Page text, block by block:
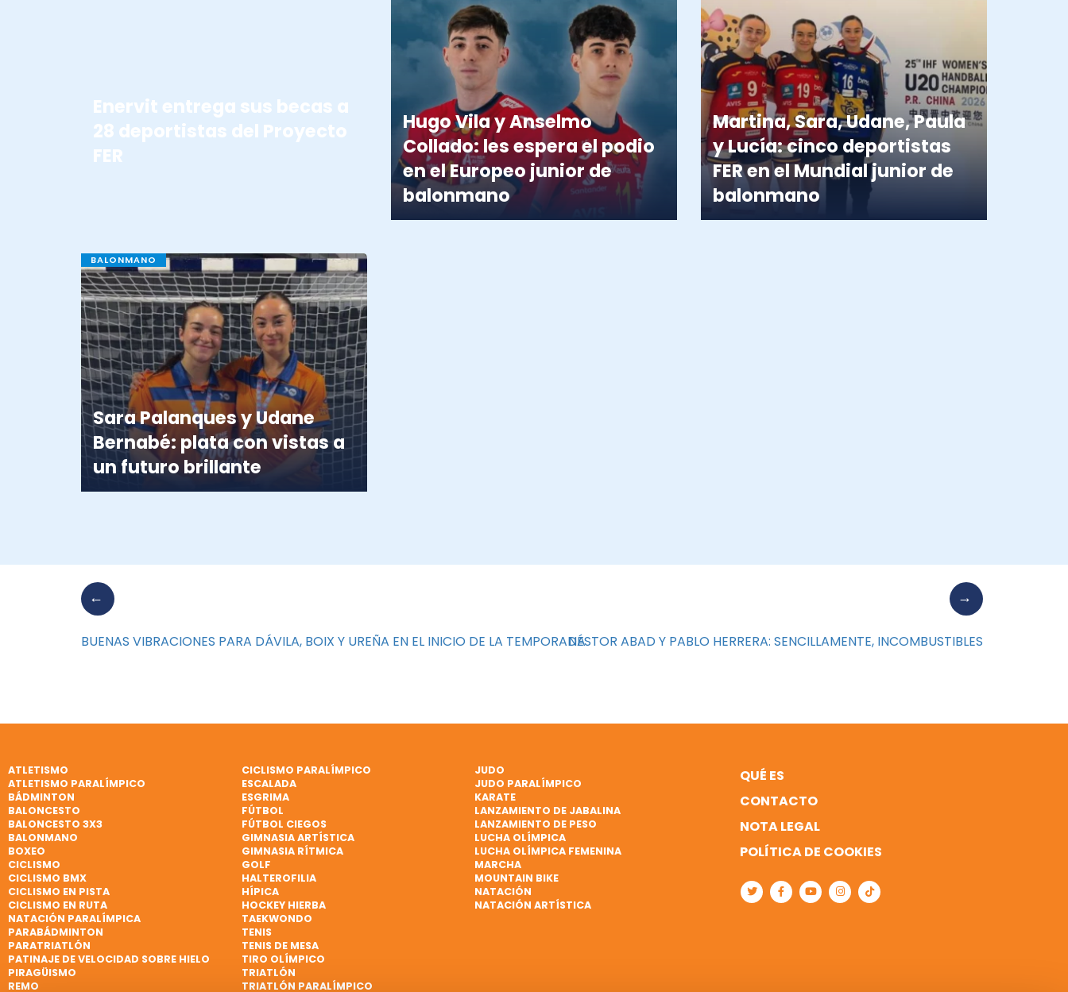
Enervit entrega sus becas a
28 deportistas del Proyecto
FER
Hugo Vila y Anselmo
Collado: les espera el podio
en el Europeo junior de
balonmano
Martina, Sara, Udane, Paula
y Lucía: cinco deportistas
FER en el Mundial junior de
balonmano
BALONMANO
Sara Palanques y Udane
Bernabé: plata con vistas a
un futuro brillante
BUENAS VIBRACIONES PARA DÁVILA, BOIX Y UREÑA EN EL INICIO DE LA TEMPORADANÉSTOR ABAD Y PABLO HERRERA: SENCILLAMENTE, INCOMBUSTIBLES
ATLETISMO
ATLETISMO PARALÍMPICO
BÁDMINTON
BALONCESTO
BALONCESTO 3X3
BALONMANO
BOXEO
CICLISMO
CICLISMO BMX
CICLISMO EN PISTA
CICLISMO EN RUTA
CICLISMO PARALÍMPICO
ESCALADA
ESGRIMA
FÚTBOL
FÚTBOL CIEGOS
GIMNASIA ARTÍSTICA
GIMNASIA RÍTMICA
GOLF
HALTEROFILIA
HÍPICA
HOCKEY HIERBA
JUDO
JUDO PARALÍMPICO
KARATE
LANZAMIENTO DE JABALINA
LANZAMIENTO DE PESO
LUCHA OLÍMPICA
LUCHA OLÍMPICA FEMENINA
MARCHA
MOUNTAIN BIKE
NATACIÓN
NATACIÓN ARTÍSTICA
NATACIÓN PARALÍMPICA
PARABÁDMINTON
PARATRIATLÓN
PATINAJE DE VELOCIDAD SOBRE HIELO
PIRAGÜISMO
REMO
TAEKWONDO
TENIS
TENIS DE MESA
TIRO OLÍMPICO
TRIATLÓN
TRIATLÓN PARALÍMPICO
QUÉ ES
CONTACTO
NOTA LEGAL
POLÍTICA DE COOKIES